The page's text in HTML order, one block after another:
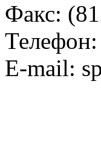
Факс:
E-mail: